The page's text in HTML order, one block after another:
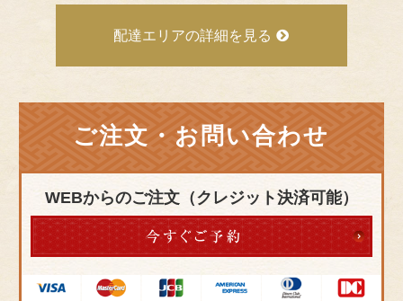
配達エリアの詳細を見る
ご注文・お問い合わせ
WEBからのご注文（クレジット決済可能）